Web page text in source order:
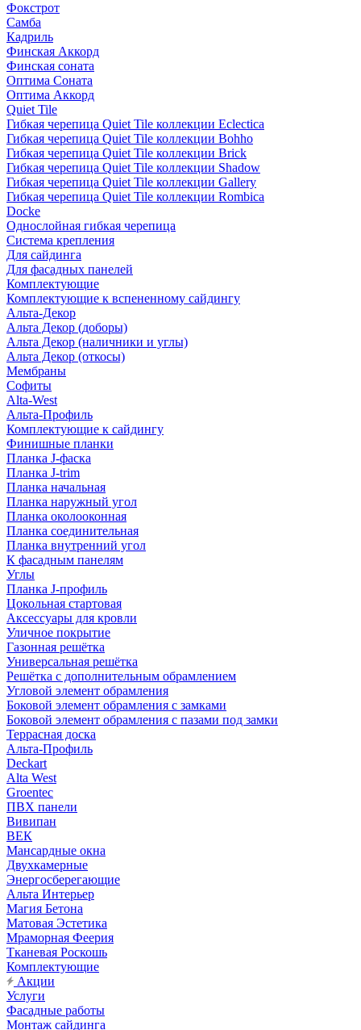
Фокстрот
Самба
Кадриль
Финская Аккорд
Финская соната
Оптима Соната
Оптима Аккорд
Quiet Tile
Гибкая черепица Quiet Tile коллекции Eclectica
Гибкая черепица Quiet Tile коллекции Bohho
Гибкая черепица Quiet Tile коллекции Brick
Гибкая черепица Quiet Tile коллекции Shadow
Гибкая черепица Quiet Tile коллекции Gallery
Гибкая черепица Quiet Tile коллекции Rombica
Docke
Однослойная гибкая черепица
Система крепления
Для сайдинга
Для фасадных панелей
Комплектующие
Комплектующие к вспененному сайдингу
Альта-Декор
Альта Декор (доборы)
Альта Декор (наличники и углы)
Альта Декор (откосы)
Мембраны
Софиты
Alta-West
Альта-Профиль
Комплектующие к сайдингу
Финишные планки
Планка J-фаска
Планка J-trim
Планка начальная
Планка наружный угол
Планка околооконная
Планка соединительная
Планка внутренний угол
К фасадным панелям
Углы
Планка J-профиль
Цокольная стартовая
Аксессуары для кровли
Уличное покрытие
Газонная решётка
Универсальная решётка
Решётка с дополнительным обрамлением
Угловой элемент обрамления
Боковой элемент обрамления с замками
Боковой элемент обрамления с пазами под замки
Террасная доска
Альта-Профиль
Deckart
Alta West
Groentec
ПВХ панели
Вивипан
ВЕК
Мансардные окна
Двухкамерные
Энергосберегающие
Альта Интерьер
Магия Бетона
Матовая Эстетика
Мраморная Феерия
Тканевая Роскошь
Комплектующие
Акции
Услуги
Фасадные работы
Монтаж сайдинга